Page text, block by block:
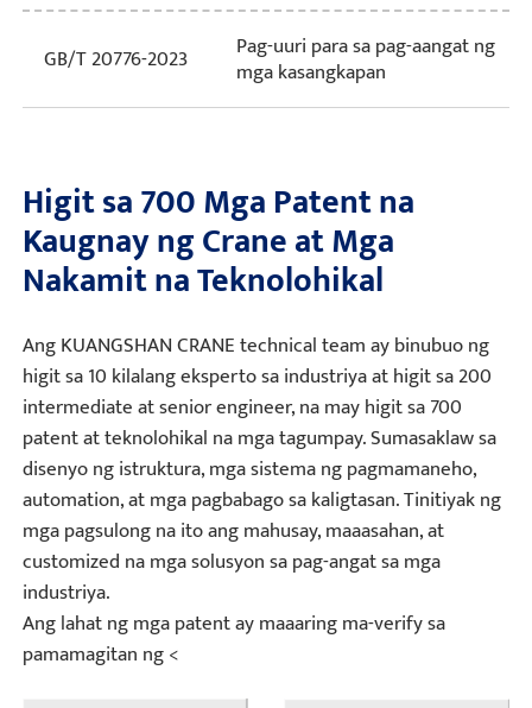
GB/T 20776-2023 Pag-uuri para sa pag-aangat ng
mga kasangkapan
Higit sa 700 Mga Patent na
Kaugnay ng Crane at Mga
Nakamit na Teknolohikal
Ang KUANGSHAN CRANE technical team ay binubuo ng
higit sa 10 kilalang eksperto sa industriya at higit sa 200
intermediate at senior engineer, na may higit sa 700
patent at teknolohikal na mga tagumpay. Sumasaklaw sa
disenyo ng istruktura, mga sistema ng pagmamaneho,
automation, at mga pagbabago sa kaligtasan. Tinitiyak ng
mga pagsulong na ito ang mahusay, maaasahan, at
customized na mga solusyon sa pag-angat sa mga
industriya.
Ang lahat ng mga patent ay maaaring ma-verify sa
pamamagitan ng <